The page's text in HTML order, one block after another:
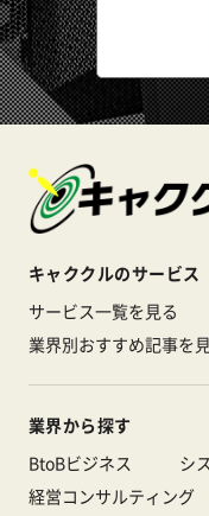
キャククルのサービス
サービス一覧を見る
業界別おすすめ記事を
業界から探す
BtoBビジネス
シ
経営コンサルティング